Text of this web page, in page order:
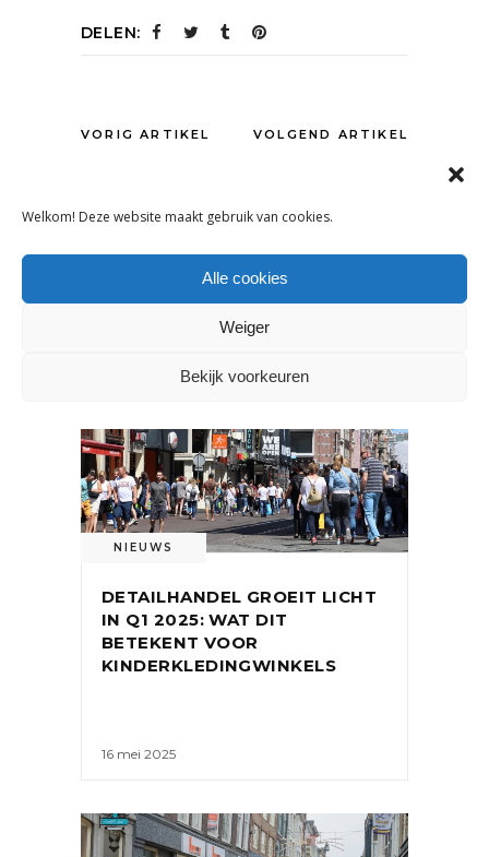
Welkom! Deze website maakt gebruik van cookies.
Alle cookies
Weiger
Bekijk voorkeuren
DELEN:
VORIG ARTIKEL VOLGEND ARTIKEL
NIEUWS
DETAILHANDEL GROEIT LICHT
IN Q1 2025: WAT DIT
BETEKENT VOOR
KINDERKLEDINGWINKELS
16 mei 2025